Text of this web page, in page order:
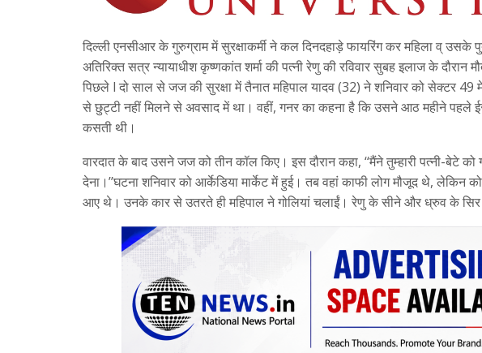
दिल्ली एनसीआर के गुरुग्राम में सुरक्षाकर्मी ने कल दिनदहाड़े फायरिंग कर महिला व् उसके
अतिरिक्त सत्र न्यायाधीश कृष्णकांत शर्मा की पत्नी रेणु की रविवार सुबह इलाज के
पिछले l दो साल से जज की सुरक्षा में तैनात महिपाल यादव (32) ने शनिवार को सेक्टर 49
से छुट्टी नहीं मिलने से अवसाद में था। वहीं, गनर का कहना है कि उसने आठ महीने पहले
कसती थी।
वारदात के बाद उसने जज को तीन कॉल किए। इस दौरान कहा, ‘‘मैंने तुम्हारी पत्नी-बेटे को
देना।’’घटना शनिवार को आर्केडिया मार्केट में हुई। तब वहां काफी लोग मौजूद थे, लेकिन
आए थे। उनके कार से उतरते ही महिपाल ने गोलियां चलाईं। रेणु के सीने और ध्रुव के सिर